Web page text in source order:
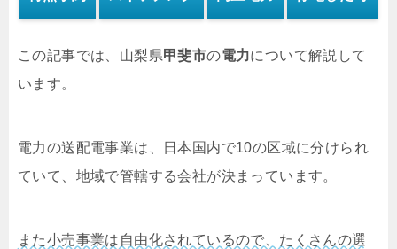
この記事では、山梨県甲斐市の電力について解説して
います。
電力の送配電事業は、日本国内で10の区域に分けられ
ていて、地域で管轄する会社が決まっています。
また小売事業は自由化されているので、たくさんの選